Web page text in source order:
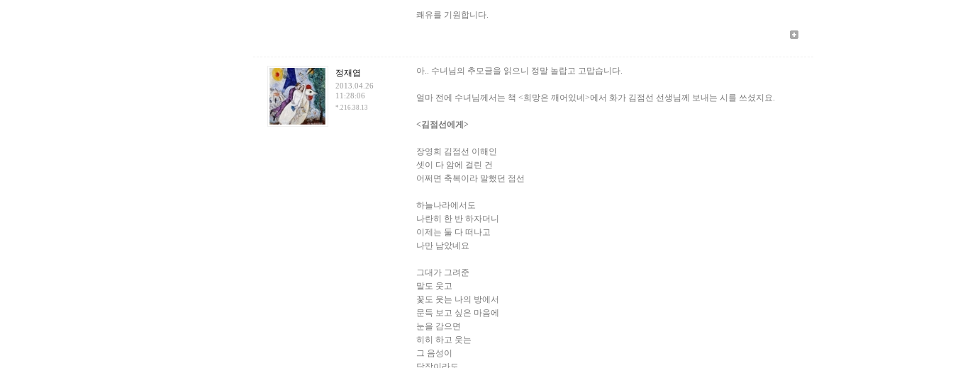
쾌유를 기원합니다.
정재엽
2013.04.26
11:28:06
*.216.38.13
아.. 수녀님의 추모글을 읽으니 정말 놀랍고 고맙습니다.
얼마 전에 수녀님께서는 책 <희망은 깨어있네>에서 화가 김점선 선생님께 보내는 시를 쓰셨지요.
<김점선에게>
장영희 김점선 이해인
셋이 다 암에 걸린 건
어쩌면 축복이라 말했던 점선
하늘나라에서도
나란히 한 반 하자더니
이제는 둘 다 떠나고
나만 남았네요
그대가 그려준
말도 웃고
꽃도 웃는 나의 방에서
문득 보고 싶은 마음에
눈을 감으면
히히 하고 웃는
그 음성이